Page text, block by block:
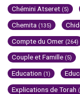
Chémini Atseret (5)
Chemita (135)
Compte du Omer (264)
Couple et Famille (5)
Education (1)
Explications de Torah